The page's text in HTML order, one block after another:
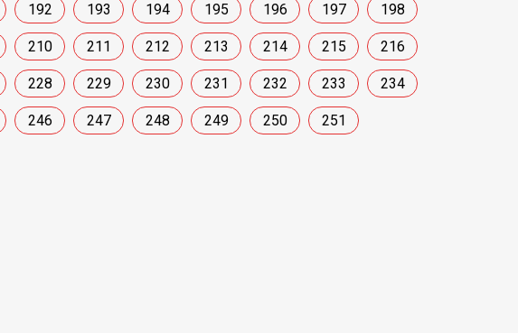
192 193 194 195 196 197 198
210 211 212 213 214 215 216
228 229 230 231 232 233 234
246 247 248 249 250 251